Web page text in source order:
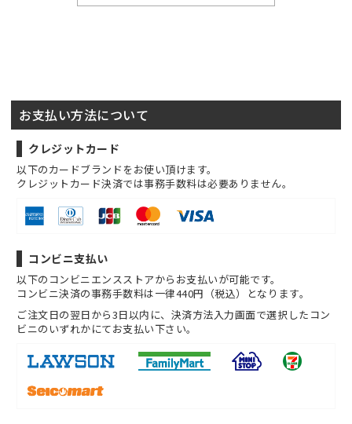
お支払い方法について
クレジットカード
以下のカードブランドをお使い頂けます。
クレジットカード決済では事務手数料は必要ありません。
コンビニ支払い
以下のコンビニエンスストアからお支払いが可能です。
コンビニ決済の事務手数料は一律440円（税込）となります。
ご注文日の翌日から3日以内に、決済方法入力画面で選択したコン
ビニのいずれかにてお支払い下さい。